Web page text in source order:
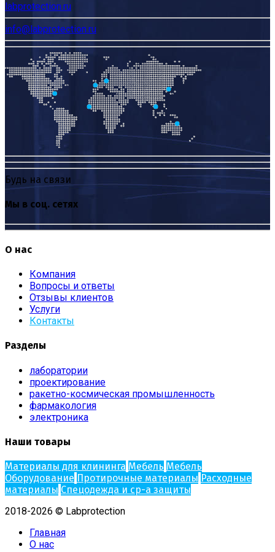
labprotection.ru
info@labprotection.ru
Будь на связи
Мы в соц. сетях
О нас
Компания
Вопросы и ответы
Отзывы клиентов
Услуги
Контакты
Разделы
лаборатории
проектирование
ракетно-космическая промышленность
фармакология
электроника
Наши товары
Материалы для клининга Мебель Мебель
Оборудование Протирочные материалы Расходные
материалы Спецодежда и ср-а защиты
2018-2026 © Labprotection
Главная
О нас